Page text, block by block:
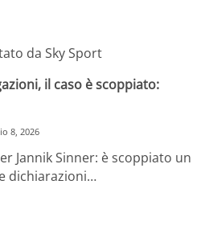
il caso è scoppiato:
8, 2026
Jannik Sinner: è scoppiato un
dichiarazioni…